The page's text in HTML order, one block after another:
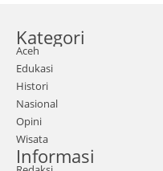
Kategori
Aceh
Edukasi
Histori
Nasional
Opini
Wisata
Informasi